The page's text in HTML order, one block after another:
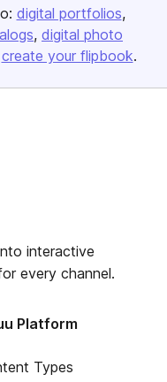
digital portfolios
digital photo
create your flipbook.
interactive
every channel.
Platform
Types